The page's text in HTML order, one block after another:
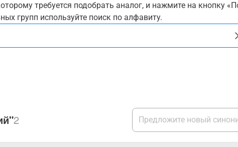
требуется подобрать аналог, и нажмите на кнопку
групп используйте поиск по алфавиту.
2